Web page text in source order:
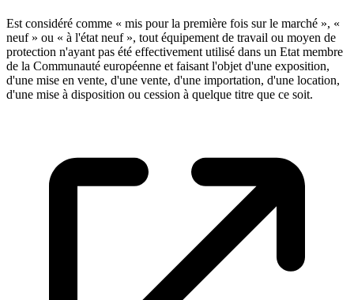
Est considéré comme « mis pour la première fois sur le marché », «
neuf » ou « à l'état neuf », tout équipement de travail ou moyen de
protection n'ayant pas été effectivement utilisé dans un Etat membre
de la Communauté européenne et faisant l'objet d'une exposition,
d'une mise en vente, d'une vente, d'une importation, d'une location,
d'une mise à disposition ou cession à quelque titre que ce soit.